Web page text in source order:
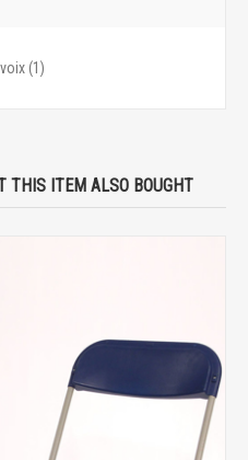
(1)
THIS ITEM ALSO BOUGHT